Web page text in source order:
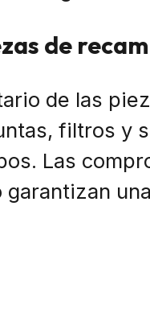
de
de las
filtros y
Las